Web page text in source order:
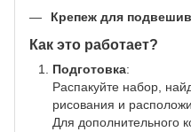
Крепеж для
Как это работает?
Подготовка:
Распакуйте набор,
рисования и
Для дополнительного